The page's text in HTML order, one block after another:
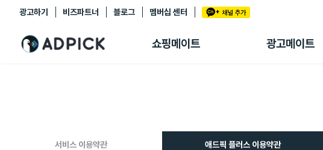
광고하기 비즈파트너 블로그 멤버십 센터
쇼핑메이트 광고메이트
추천상품
쇼핑 에이전트
광고리포트
서비스 이용약관 애드픽 플러스 이용약관